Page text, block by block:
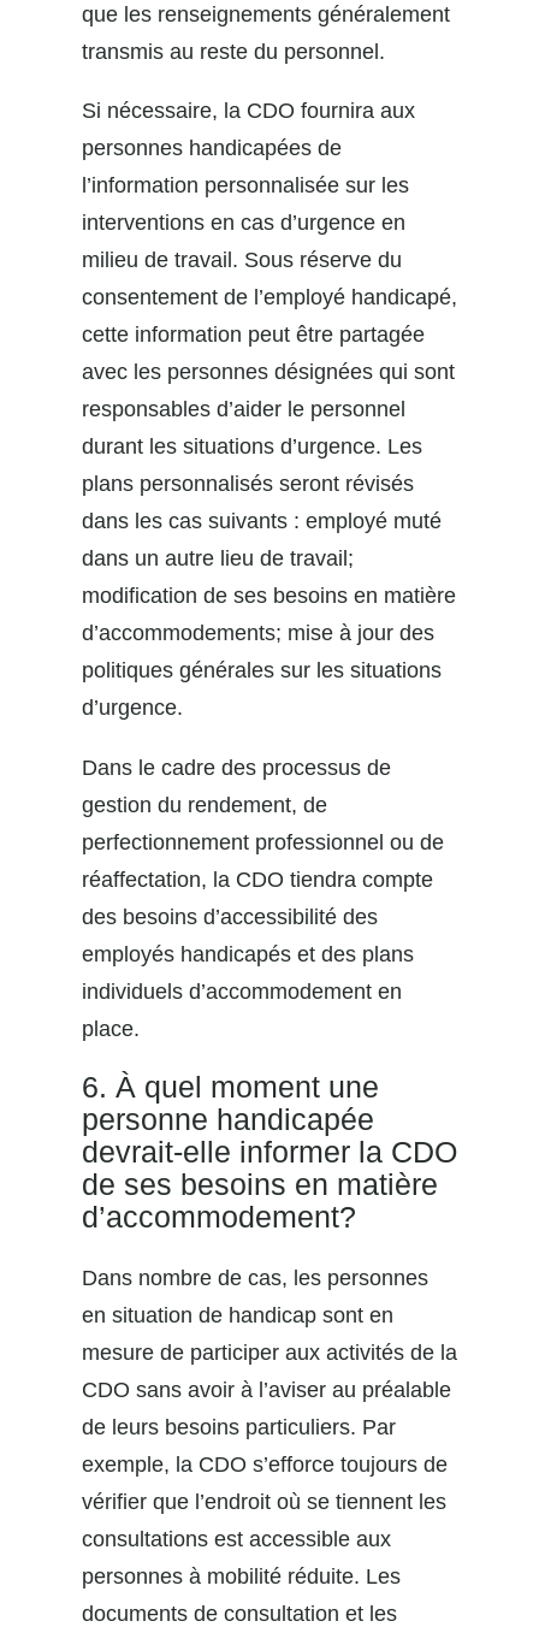
que les renseignements généralement
transmis au reste du personnel.
Si nécessaire, la CDO fournira aux
personnes handicapées de
l’information personnalisée sur les
interventions en cas d’urgence en
milieu de travail. Sous réserve du
consentement de l’employé handicapé,
cette information peut être partagée
avec les personnes désignées qui sont
responsables d’aider le personnel
durant les situations d’urgence. Les
plans personnalisés seront révisés
dans les cas suivants : employé muté
dans un autre lieu de travail;
modification de ses besoins en matière
d’accommodements; mise à jour des
politiques générales sur les situations
d’urgence.
Dans le cadre des processus de
gestion du rendement, de
perfectionnement professionnel ou de
réaffectation, la CDO tiendra compte
des besoins d’accessibilité des
employés handicapés et des plans
individuels d’accommodement en
place.
6. À quel moment une
personne handicapée
devrait-elle informer la CDO
de ses besoins en matière
d’accommodement?
Dans nombre de cas, les personnes
en situation de handicap sont en
mesure de participer aux activités de la
CDO sans avoir à l’aviser au préalable
de leurs besoins particuliers. Par
exemple, la CDO s’efforce toujours de
vérifier que l’endroit où se tiennent les
consultations est accessible aux
personnes à mobilité réduite. Les
documents de consultation et les